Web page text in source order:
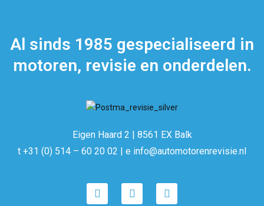
Al sinds 1985 gespecialiseerd in
motoren, revisie en onderdelen.
Eigen Haard 2 | 8561 EX Balk
t +31 (0) 514 – 60 20 02 | e info@automotorenrevisie.nl